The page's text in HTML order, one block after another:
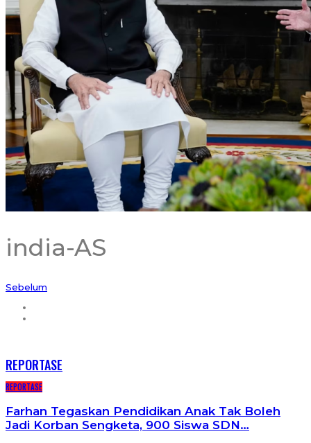
india-AS
Sebelum
REPORTASE
REPORTASE
Farhan Tegaskan Pendidikan Anak Tak Boleh
Jadi Korban Sengketa, 900 Siswa SDN…